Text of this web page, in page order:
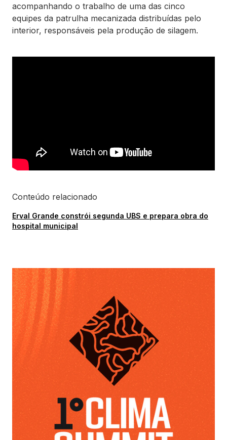
acompanhando o trabalho de uma das cinco
equipes da patrulha mecanizada distribuídas pelo
interior, responsáveis pela produção de silagem.
Conteúdo relacionado
Erval Grande constrói segunda UBS e prepara obra do
hospital municipal